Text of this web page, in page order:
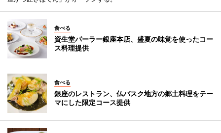
食べる
資生堂パーラー銀座本店、盛夏の味覚を使ったコー
ス料理提供
食べる
銀座のレストラン、仏バスク地方の郷土料理をテー
マにした限定コース提供